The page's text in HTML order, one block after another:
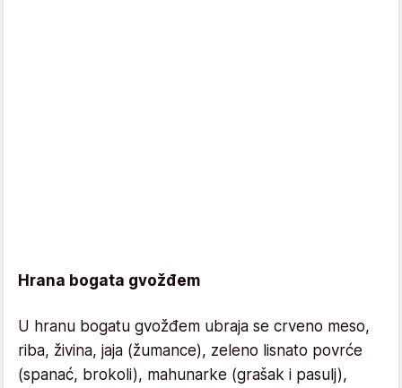
Hrana bogata gvožđem
U hranu bogatu gvožđem ubraja se crveno meso,
riba, živina, jaja (žumance), zeleno lisnato povrće
(spanać, brokoli), mahunarke (grašak i pasulj),